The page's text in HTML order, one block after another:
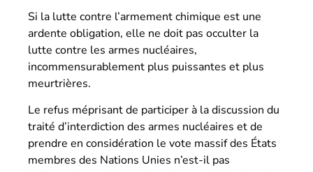
Si la lutte contre l’armement chimique est une
ardente obligation, elle ne doit pas occulter la
lutte contre les armes nucléaires,
incommensurablement plus puissantes et plus
meurtrières.
Le refus méprisant de participer à la discussion du
traité d’interdiction des armes nucléaires et de
prendre en considération le vote massif des États
membres des Nations Unies n’est-il pas